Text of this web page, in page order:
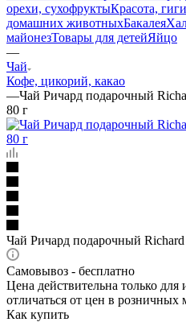
орехи, сухофруктыКрасота,
домашних животныхБакалея
майонезТовары для детейЯйцо
—
Чай
Кофе, цикорий, какао
—Чай Ричард подарочный
80 г
Чай Ричард подарочный
Самовывоз - бесплатно
Цена действительна только
отличаться от цен в розничных
Как купить